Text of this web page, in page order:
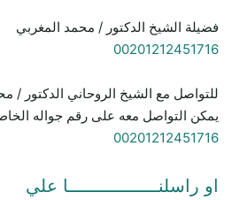
فضيلة الشيخ الدكتور / محمد المغربي
00201212451716
للتواصل مع الشيخ الروحاني الدكتور /
يمكن التواصل معه على رقم جواله
00201212451716
او راسلنـــــــــــــــــا علي